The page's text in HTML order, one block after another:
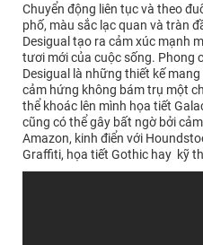
Chuyển động liên tục và theo
phố, màu sắc lạc quan và tràn
Desigual tạo ra cảm xúc mạnh
tươi mới của cuộc sống. Phong
Desigual là những thiết kế
cảm hứng không bám trụ một
thể khoác lên mình họa tiết
cũng có thể gây bất ngờ bởi
Amazon, kinh điển với
Graffiti, họa tiết Gothic hay kỹ